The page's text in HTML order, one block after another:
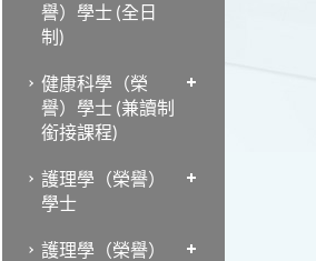
譽）學士 (全日
制)
健康科學（榮
譽）學士 (兼讀制
銜接課程)
護理學（榮譽）
學士
護理學（榮譽）